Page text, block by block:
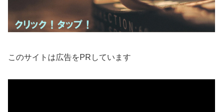
このサイトは広告をPRしています